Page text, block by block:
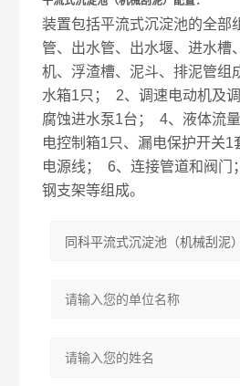
装置包括平流式沉淀池的全部
管、出水管、出水堰、进水槽
机、浮渣槽、泥斗、排泥管组
水箱1只； 2、调速电动机及
腐蚀进水泵1台； 4、液体流
电控制箱1只、漏电保护开关1
电源线； 6、连接管道和阀门
钢支架等组成。